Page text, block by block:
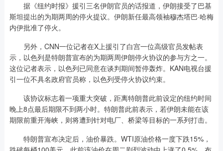
据《纽约时报》援引三名伊朗官员的话报道，伊朗接受了巴基
斯坦提出的为期两周的停火提议。伊朗新任最高领袖穆杰塔巴·哈梅
内伊批准了停火。
另外，CNN一位记者在X上援引了白宫一位高级官员发帖表
示，以色列是特朗普宣布的为期两周伊朗停火协议的参与方之一。
这位记者表示，以色列已同意在谈判期间暂停轰炸。KAN电视台援
引一位不具名政府官员称，以色列受停火协议约束。
该协议标志着一项重大突破，距离特朗普此前设定的纽约时间
晚上8点最后期限不到两小时。特朗普此前表示，若伊朗未能在该
期限前重开海峡，则将遭到针对电厂、桥梁等目标的一系列打击。
特朗普宣布决定后，油价暴跌。WTI原油价格一度下跌15%，